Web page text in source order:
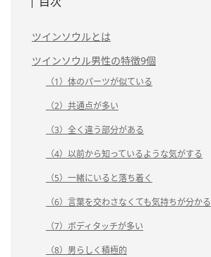
ツインソウルとは
ツインソウル男性の特徴9個
（1）体のパーツが似ている
（2）共通点が多い
（3）全く違う部分がある
（4）以前から知っているような気がする
（5）一緒にいると落ち着く
（6）言葉を交わさなくても気持ちが分かる
（7）ボディタッチが多い
（8）男らしく積極的